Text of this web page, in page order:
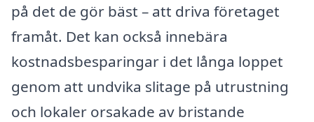
på det de gör bäst – att driva företaget
framåt. Det kan också innebära
kostnadsbesparingar i det långa loppet
genom att undvika slitage på utrustning
och lokaler orsakade av bristande